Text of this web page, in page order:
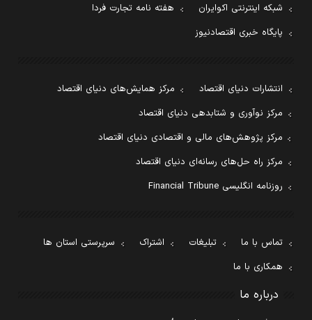
شبکه اینترنتی اکوایران
هفته نامه تجارت فردا
پایگاه خبری اقتصادنیوز
انتشارات دنیای اقتصاد
مرکز همایش‌های دنیای اقتصاد
مرکز نوآوری و شتابدهی دنیای اقتصاد
مرکز پژوهش‌های مالی و اقتصادی دنیای اقتصاد
مرکز راه حل‌های رسانه‌ای دنیای اقتصاد
روزنامه انگلیسی Financial Tribune
تماس با ما تبلیغات اشتراک
سرپرستی استان ها
همکاری با ما
درباره ما